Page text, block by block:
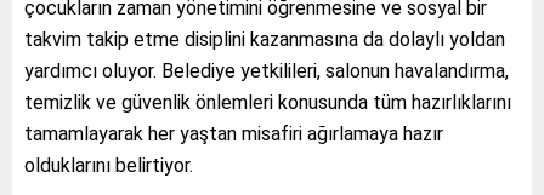
çocukların zaman yönetimini öğrenmesine ve sosyal bir
takvim takip etme disiplini kazanmasına da dolaylı yoldan
yardımcı oluyor. Belediye yetkilileri, salonun havalandırma,
temizlik ve güvenlik önlemleri konusunda tüm hazırlıklarını
tamamlayarak her yaştan misafiri ağırlamaya hazır
olduklarını belirtiyor.